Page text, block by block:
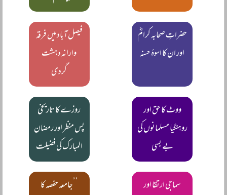
حضراتِ صحابہ کرامؓ
اور ان کا اسوۂ حسنہ
فیصل آباد میں فرقہ
وارانہ دہشت
گردی
ووٹ کا حق اور
روہنگیا مسلمانوں کی
بے بسی
روزے کا تاریخی
پس منظر اور رمضان
المبارک کی فضیلت
سماجی ارتقا اور
’’جامعہ حفصہ کا